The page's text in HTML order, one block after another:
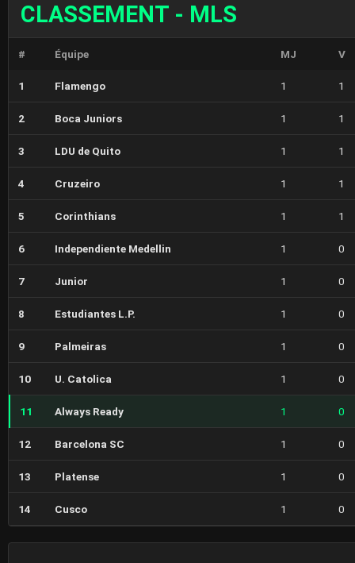
CLASSEMENT - MLS
# Équipe MJ V
1 Flamengo 1 1
2 Boca Juniors 1 1
3 LDU de Quito 1 1
4 Cruzeiro 1 1
5 Corinthians 1 1
6 Independiente Medellin 1 0
7 Junior 1 0
8 Estudiantes L.P. 1 0
9 Palmeiras 1 0
10 U. Catolica 1 0
11 Always Ready 1 0
12 Barcelona SC 1 0
13 Platense 1 0
14 Cusco 1 0